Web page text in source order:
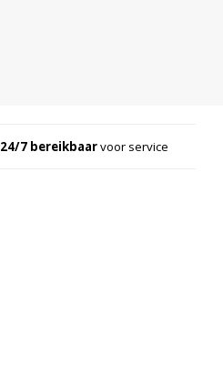
24/7 bereikbaarvoor service